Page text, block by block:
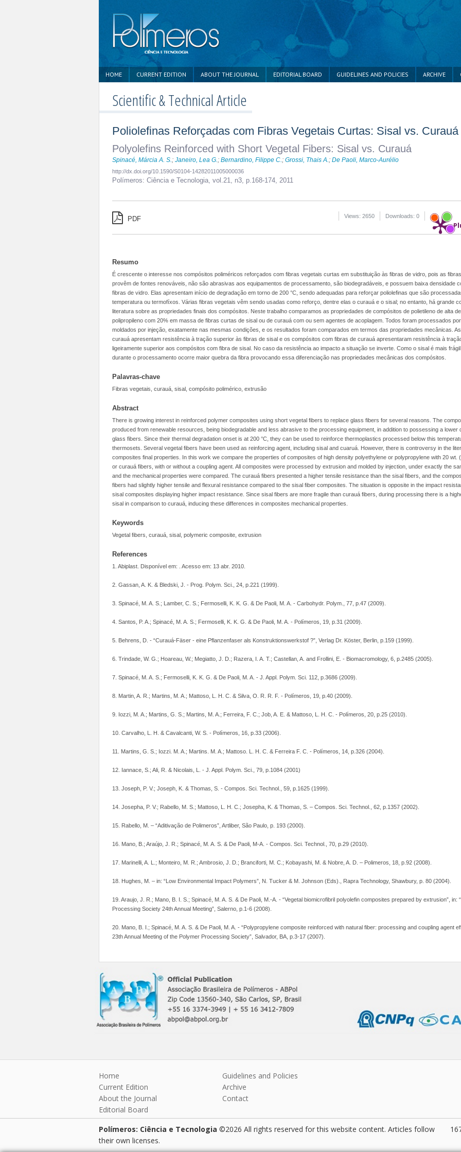
HOME CURRENT EDITION ABOUT THE JOURNAL EDITORIAL BOARD GUIDELINES AND POLICIES ARCHIVE
Scientific & Technical Article
Poliolefinas Reforçadas com Fibras Vegetais Curtas: Sisal vs. Curauá
Polyolefins Reinforced with Short Vegetal Fibers: Sisal vs. Curauá
Spinacé, Márcia A. S.; Janeiro, Lea G.; Bernardino, Filippe C.; Grossi, Thais A.; De Paoli, Marco-Aurélio
http://dx.doi.org/10.1590/S0104-14282011005000036
Polímeros: Ciência e Tecnologia, vol.21, n3, p.168-174, 2011
PDF Downloads: 0
Views: 2650
Resumo
É crescente o interesse nos compósitos poliméricos reforçados com fibras vegetais curtas em substituição às fibras de vidro, pois as
provêm de fontes renováveis, não são abrasivas aos equipamentos de processamento, são biodegradáveis, e possuem baixa densidade
fibras de vidro. Elas apresentam início de degradação em torno de 200 °C, sendo adequadas para reforçar poliolefinas que são
temperatura ou termofíxos. Várias fibras vegetais vêm sendo usadas como reforço, dentre elas o curauá e o sisal; no entanto, há grande
literatura sobre as propriedades finais dos compósitos. Neste trabalho comparamos as propriedades de compósitos de polietileno de alta
polipropileno com 20% em massa de fibras curtas de sisal ou de curauá com ou sem agentes de acoplagem. Todos foram processados
moldados por injeção, exatamente nas mesmas condições, e os resultados foram comparados em termos das propriedades mecânicas.
curauá apresentam resistência à tração superior às fibras de sisal e os compósitos com fibras de curauá apresentaram resistência à
ligeiramente superior aos compósitos com fibra de sisal. No caso da resistência ao impacto a situação se inverte. Como o sisal é mais frágil
durante o processamento ocorre maior quebra da fibra provocando essa diferenciação nas propriedades mecânicas dos compósitos.
Palavras-chave
Fibras vegetais, curauá, sisal, compósito polimérico, extrusão
Abstract
There is growing interest in reinforced polymer composites using short vegetal fibers to replace glass fibers for several reasons. The
produced from renewable resources, being biodegradable and less abrasive to the processing equipment, in addition to possessing a lower
glass fibers. Since their thermal degradation onset is at 200 °C, they can be used to reinforce thermoplastics processed below this
thermosets. Several vegetal fibers have been used as reinforcing agent, including sisal and cuaruá. However, there is controversy in the
composites final properties. In this work we compare the properties of composites of high density polyethylene or polypropylene with 20 wt.
or curauá fibers, with or without a coupling agent. All composites were processed by extrusion and molded by injection, under exactly the
and the mechanical properties were compared. The curauá fibers presented a higher tensile resistance than the sisal fibers, and the
fibers had slightly higher tensile and flexural resistance compared to the sisal fiber composites. The situation is opposite in the impact
sisal composites displaying higher impact resistance. Since sisal fibers are more fragile than curauá fibers, during processing there is a
sisal in comparison to curauá, inducing these differences in composites mechanical properties.
Keywords
Vegetal fibers, curauá, sisal, polymeric composite, extrusion
References
1. Abiplast. Disponível em: . Acesso em: 13 abr. 2010.
2. Gassan, A. K. & Bledski, J. - Prog. Polym. Sci., 24, p.221 (1999).
3. Spinacé, M. A. S.; Lamber, C. S.; Fermoselli, K. K. G. & De Paoli, M. A. - Carbohydr. Polym., 77, p.47 (2009).
4. Santos, P. A.; Spinacé, M. A. S.; Fermoselli, K. K. G. & De Paoli, M. A. - Polímeros, 19, p.31 (2009).
5. Behrens, D. - “Curauá-Fäser - eine Pflanzenfaser als Konstruktionswerkstof ?”, Verlag Dr. Köster, Berlin, p.159 (1999).
6. Trindade, W. G.; Hoareau, W.; Megiatto, J. D.; Razera, I. A. T.; Castellan, A. and Frollini, E. - Biomacromology, 6, p.2485 (2005).
7. Spinacé, M. A. S.; Fermoselli, K. K. G. & De Paoli, M. A. - J. Appl. Polym. Sci. 112, p.3686 (2009).
8. Martin, A. R.; Martins, M. A.; Mattoso, L. H. C. & Silva, O. R. R. F. - Polímeros, 19, p.40 (2009).
9. Iozzi, M. A.; Martins, G. S.; Martins, M. A.; Ferreira, F. C.; Job, A. E. & Mattoso, L. H. C. - Polímeros, 20, p.25 (2010).
10. Carvalho, L. H. & Cavalcanti, W. S. - Polímeros, 16, p.33 (2006).
11. Martins, G. S.; Iozzi. M. A.; Martins. M. A.; Mattoso. L. H. C. & Ferreira F. C. - Polímeros, 14, p.326 (2004).
12. Iannace, S.; Ali, R. & Nicolais, L. - J. Appl. Polym. Sci., 79, p.1084 (2001)
13. Joseph, P. V.; Joseph, K. & Thomas, S. - Compos. Sci. Technol., 59, p.1625 (1999).
14. Josepha, P. V.; Rabello, M. S.; Mattoso, L. H. C.; Josepha, K. & Thomas, S. – Compos. Sci. Technol., 62, p.1357 (2002).
15. Rabello, M. – “Aditivação de Polimeros”, Artliber, São Paulo, p. 193 (2000).
16. Mano, B.; Araújo, J. R.; Spinacé, M. A. S. & De Paoli, M-A. - Compos. Sci. Technol., 70, p.29 (2010).
17. Marinelli, A. L.; Monteiro, M. R.; Ambrosio, J. D.; Branciforti, M. C.; Kobayashi, M. & Nobre, A. D. – Polimeros, 18, p.92 (2008).
18. Hughes, M. – in: “Low Environmental Impact Polymers”, N. Tucker & M. Johnson (Eds)., Rapra Technology, Shawbury, p. 80 (2004).
19. Araujo, J. R.; Mano, B. I. S.; Spinacé, M. A. S. & De Paoli, M.-A. - “Vegetal biomicrofibril polyolefin composites prepared by extrusion”, in:
Processing Society 24th Annual Meeting”, Salerno, p.1-6 (2008).
20. Mano, B. I.; Spinacé, M. A. S. & De Paoli, M. A. - “Polypropylene composite reinforced with natural fiber: processing and coupling agent
23th Annual Meeting of the Polymer Processing Society”, Salvador, BA, p.3-17 (2007).
Home
Current Edition
About the Journal
Editorial Board
Guidelines and Policies
Archive
Contact
Polímeros: Ciência e Tecnologia ©2026 All rights reserved for this website content. Articles follow
their own licenses.